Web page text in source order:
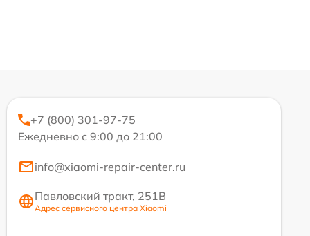
+7 (800) 301-97-75
Ежедневно с 9:00 до 21:00
info@xiaomi-repair-center.ru
Павловский тракт, 251В
Адрес сервисного центра Xiaomi